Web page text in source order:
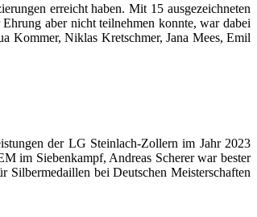
erreicht haben. Mit 15 ausgezeichneten
aber nicht teilnehmen konnte, war dabei
Kommer, Niklas Kretschmer, Jana Mees, Emil
der LG Steinlach-Zollern im Jahr 2023
im Siebenkampf, Andreas Scherer war bester
bei Deutschen Meisterschaften